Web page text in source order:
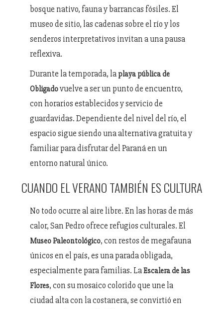
bosque nativo, fauna y barrancas fósiles. El
museo de sitio, las cadenas sobre el río y los
senderos interpretativos invitan a una pausa
reflexiva.
Durante la temporada, la playa pública de
Obligadovuelve a ser un punto de encuentro,
con horarios establecidos y servicio de
guardavidas. Dependiente del nivel del río, el
espacio sigue siendo una alternativa gratuita y
familiar para disfrutar del Paraná en un
entorno natural único.
CUANDO EL VERANO TAMBIÉN ES CULTURA
No todo ocurre al aire libre. En las horas de más
calor, San Pedro ofrece refugios culturales. El
Museo Paleontológico, con restos de megafauna
únicos en el país, es una parada obligada,
especialmente para familias. LaEscalera de las
Flores, con su mosaico colorido que une la
ciudad alta con la costanera, se convirtió en